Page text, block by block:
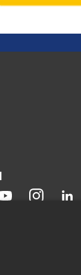
YoutubeInstagram